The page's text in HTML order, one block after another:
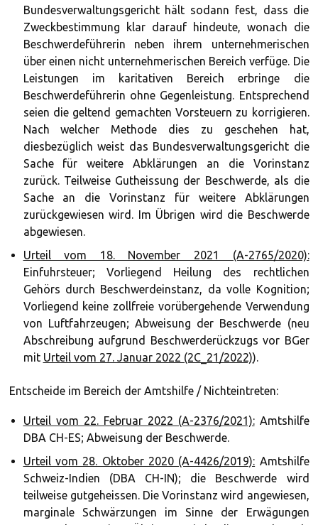
Bundesverwaltungsgericht hält sodann fest, dass die
Zweckbestimmung klar darauf hindeute, wonach die
Beschwerdeführerin neben ihrem unternehmerischen
über einen nicht unternehmerischen Bereich verfüge. Die
Leistungen im karitativen Bereich erbringe die
Beschwerdeführerin ohne Gegenleistung. Entsprechend
seien die geltend gemachten Vorsteuern zu korrigieren.
Nach welcher Methode dies zu geschehen hat,
diesbezüglich weist das Bundesverwaltungsgericht die
Sache für weitere Abklärungen an die Vorinstanz
zurück. Teilweise Gutheissung der Beschwerde, als die
Sache an die Vorinstanz für weitere Abklärungen
zurückgewiesen wird. Im Übrigen wird die Beschwerde
abgewiesen.
Urteil vom 18. November 2021 (A-2765/2020):
Einfuhrsteuer; Vorliegend Heilung des rechtlichen
Gehörs durch Beschwerdeinstanz, da volle Kognition;
Vorliegend keine zollfreie vorübergehende Verwendung
von Luftfahrzeugen; Abweisung der Beschwerde (neu
Abschreibung aufgrund Beschwerderückzugs vor BGer
mit Urteil vom 27. Januar 2022 (2C_21/2022)).
Entscheide im Bereich der Amtshilfe / Nichteintreten:
Urteil vom 22. Februar 2022 (A-2376/2021):Amtshilfe
DBA CH-ES; Abweisung der Beschwerde.
Urteil vom 28. Oktober 2020 (A-4426/2019): Amtshilfe
Schweiz-Indien (DBA CH-IN); die Beschwerde wird
teilweise gutgeheissen. Die Vorinstanz wird angewiesen,
marginale Schwärzungen im Sinne der Erwägungen